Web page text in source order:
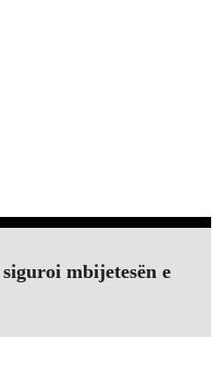
mbijetesën e